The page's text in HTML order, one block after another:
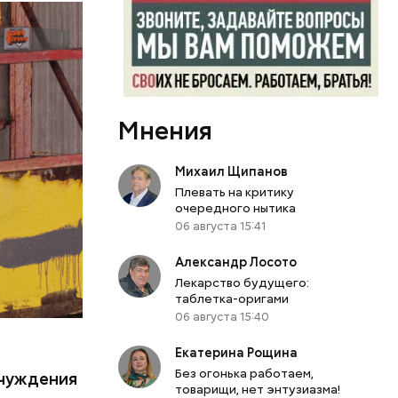
Бабич.
таким
Мнения
Михаил Щипанов
Плевать на критику
очередного нытика
06 августа 15:41
Александр Лосото
Лекарство будущего:
таблетка-оригами
06 августа 15:40
Екатерина Рощина
Без огонька работаем,
товарищи, нет энтузиазма!